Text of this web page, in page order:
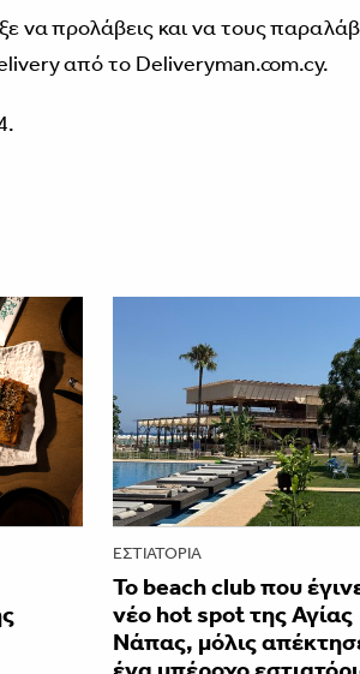
να προλάβεις και να τους
από το Deliveryman.com.cy.
ΕΣΤΙΑΤΌΡΙΑ
Το beach club που
νέο hot spot της Αγίας
Νάπας, μόλις